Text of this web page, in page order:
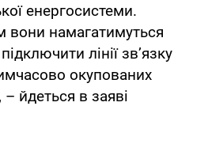
енергосистеми.
намагатимуться
лінії зв’язку
окупованих
йдеться в заяві